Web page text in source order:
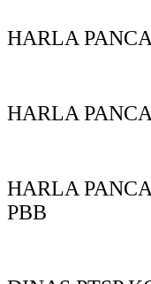
HARLA
HARLA
HARLA
PBB